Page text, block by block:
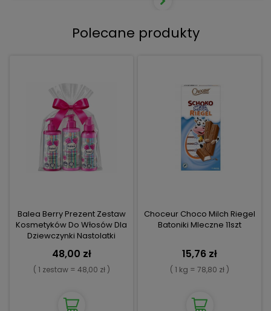
Polecane produkty
Balea Berry Prezent Zestaw
Kosmetyków Do Włosów Dla
Dziewczynki Nastolatki
48,00 zł
( 1 zestaw = 48,00 zł )
Choceur Choco Milch Riegel
Batoniki Mleczne 11szt
15,76 zł
( 1 kg = 78,80 zł )